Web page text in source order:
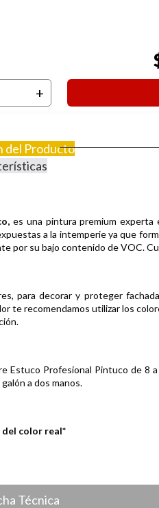
+
del Producto
es una pintura premium experta
a la intemperie ya que
por su bajo contenido de VOC.
para decorar y proteger
te recomendamos utilizar los
Estuco Profesional Pintuco de 8
a dos manos.
del color real*
Técnica